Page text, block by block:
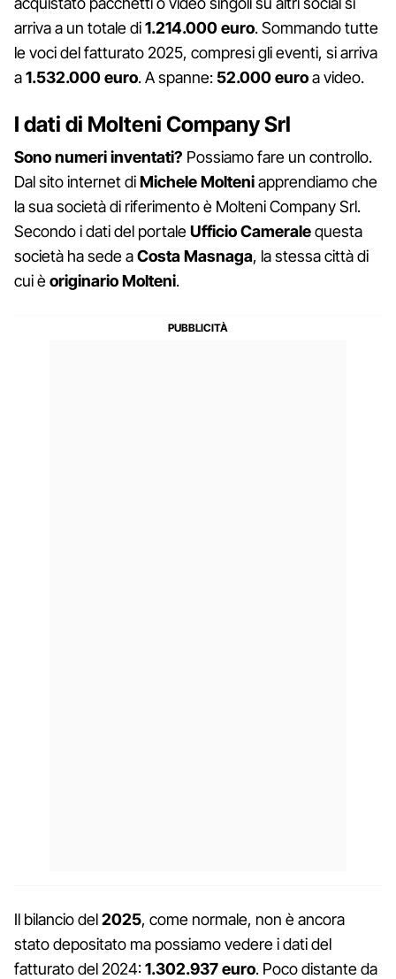
arriva a un totale di1.214.000 euro. Sommando tutte
le voci del fatturato 2025, compresi gli eventi, si arriva
a1.532.000 euro. A spanne: 52.000 euroa video.
I dati di Molteni Company Srl
Sono numeri inventati? Possiamo fare un controllo.
Dal sito internet diMichele Molteniapprendiamo che
la sua società di riferimento è Molteni Company Srl.
Secondo i dati del portaleUfficio Cameralequesta
società ha sede aCosta Masnaga, la stessa città di
cui èoriginario Molteni.
Il bilancio del2025, come normale, non è ancora
stato depositato ma possiamo vedere i dati del
fatturato del 2024:1.302.937 euro. Poco distante da